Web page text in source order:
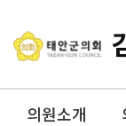
의원소개